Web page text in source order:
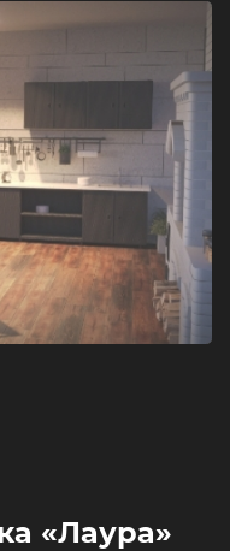
«Лаура»